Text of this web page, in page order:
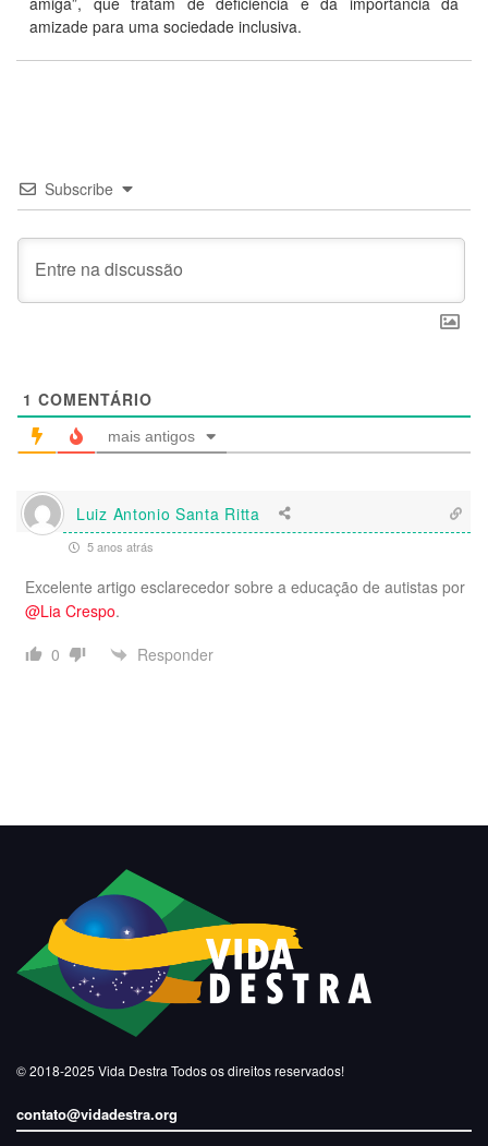
amizade para uma sociedade inclusiva.
Subscribe
1 COMENTÁRIO
mais antigos
Luiz Antonio Santa Ritta
5 anos atrás
Excelente artigo esclarecedor sobre a educação de autistas por
@Lia Crespo.
0
Responder
© 2018-2025 Vida Destra Todos os direitos reservados!
contato@vidadestra.org